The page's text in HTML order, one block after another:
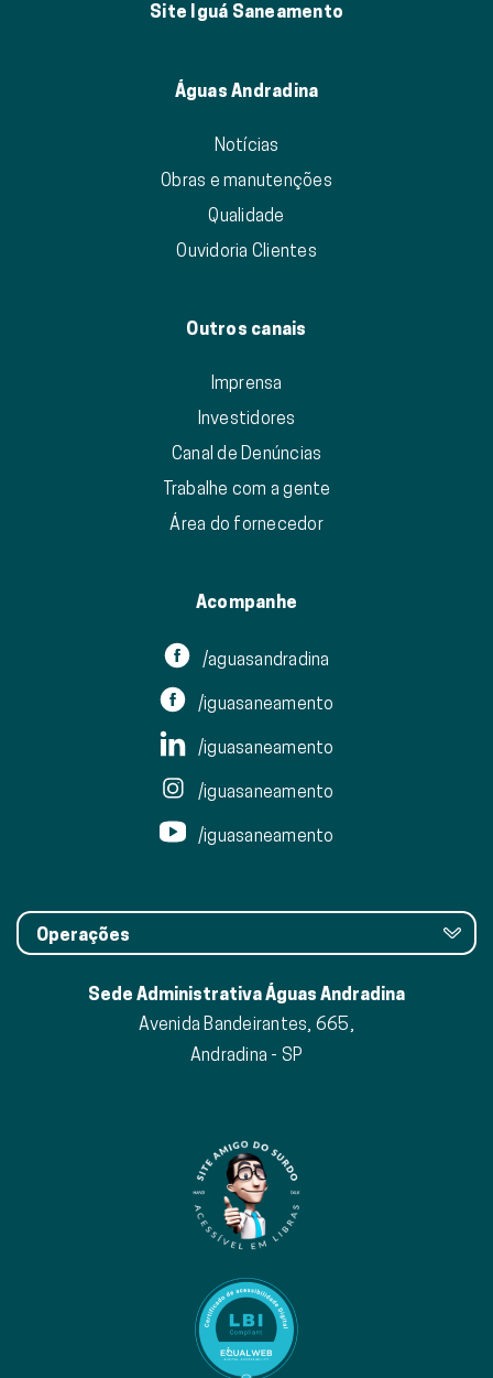
Site Iguá Saneamento
Águas Andradina
Notícias
Obras e manutenções
Qualidade
Ouvidoria Clientes
Outros canais
Imprensa
Investidores
Canal de Denúncias
Trabalhe com a gente
Área do fornecedor
Acompanhe
/aguasandradina
/iguasaneamento
/iguasaneamento
/iguasaneamento
/iguasaneamento
Operações
Sede Administrativa Águas Andradina
Avenida Bandeirantes, 665,
Andradina - SP